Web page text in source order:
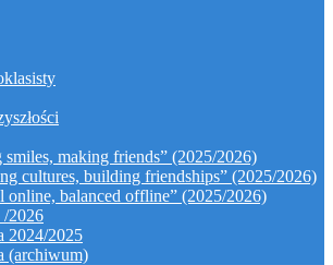
smiles, making friends” (2025/2026)
cultures, building friendships” (2025/2026)
online, balanced offline” (2025/2026)
/2026
2024/2025
(archiwum)